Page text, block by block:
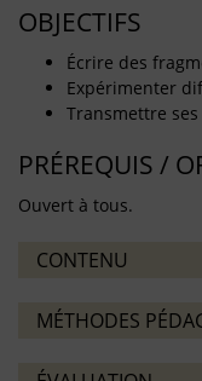
OBJECTIFS
Écrire des
Expérimenter
Transmettre
PRÉREQUIS /
Ouvert à tous.
CONTENU
MÉTHODES